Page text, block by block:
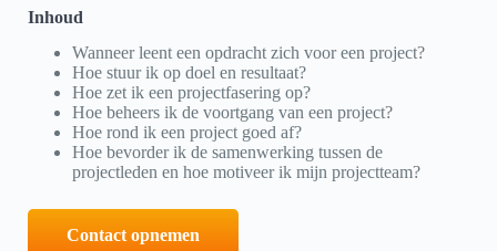
Inhoud
Wanneer leent een opdracht zich voor een project?
Hoe stuur ik op doel en resultaat?
Hoe zet ik een projectfasering op?
Hoe beheers ik de voortgang van een project?
Hoe rond ik een project goed af?
Hoe bevorder ik de samenwerking tussen de
projectleden en hoe motiveer ik mijn projectteam?
Contact opnemen